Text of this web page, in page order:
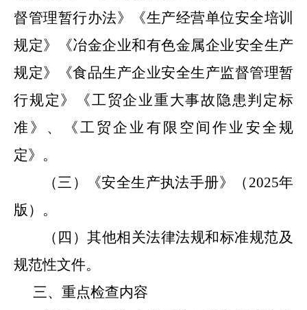
督管理暂行办法》《生产经营单位安全培训
规定》《冶金企业和有色金属企业安全生产
规定》《食品生产企业安全生产监督管理暂
行规定》《工贸企业重大事故隐患判定标
准》 、
《工贸企业有限空间作业安全规
定》。
（三）《安全生产执法手册》
（ 2025年
版 ） 。
（四）其他相关法律法规和标准规范及
规范性文件。
三、 重点检查内容